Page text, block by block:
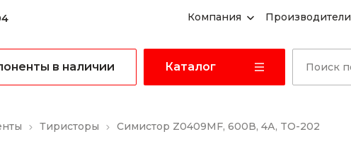
Компания Производители
в наличии Каталог
Тиристоры Симистор Z0409MF, 600В, 4А, TO-202